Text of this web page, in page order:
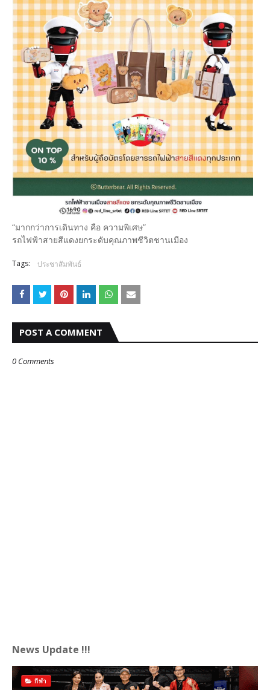
“มากกว่าการเดินทาง คือ ความพิเศษ”
รถไฟฟ้าสายสีแดงยกระดับคุณภาพชีวิตชานเมือง
Tags: ประชาสัมพันธ์
POST A COMMENT
0 Comments
News Update !!!
กีฬา